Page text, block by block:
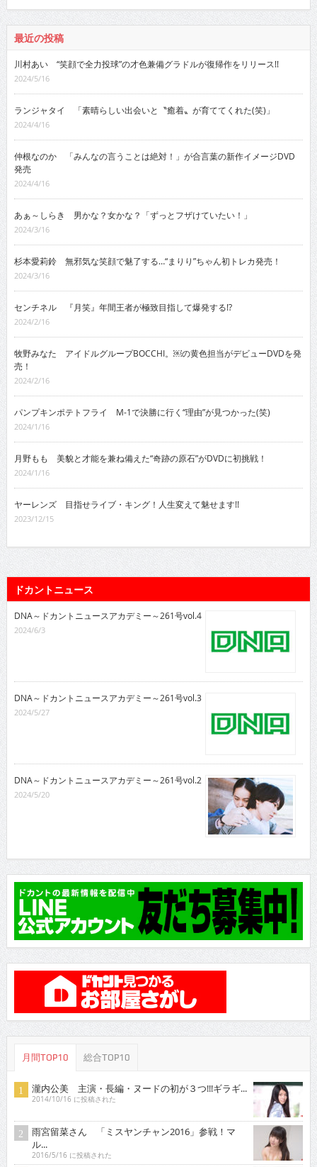
最近の投稿
川村あい “笑顔で全力投球”の才色兼備グラドルが復帰作をリリース!!
2024/5/16
ランジャタイ 「素晴らしい出会いと〝癒着〟が育ててくれた(笑)」
2024/4/16
仲根なのか 「みんなの言うことは絶対！」が合言葉の新作イメージDVD
発売
2024/4/16
あぁ～しらき 男かな？女かな？「ずっとフザけていたい！」
2024/3/16
杉本愛莉鈴 無邪気な笑顔で魅了する…“まりり”ちゃん初トレカ発売！
2024/3/16
センチネル 『月笑』年間王者が極致目指して爆発する!?
2024/2/16
牧野みなた アイドルグループBOCCHI。￼の黄色担当がデビューDVDを発
売！
2024/2/16
パンプキンポテトフライ M-1で決勝に行く“理由”が見つかった(笑)
2024/1/16
月野もも 美貌と才能を兼ね備えた“奇跡の原石”がDVDに初挑戦！
2024/1/16
ヤーレンズ 目指せライブ・キング！人生変えて魅せます!!
2023/12/15
ドカントニュース
DNA～ドカントニュースアカデミー～261号vol.4
2024/6/3
DNA～ドカントニュースアカデミー～261号vol.3
2024/5/27
DNA～ドカントニュースアカデミー～261号vol.2
2024/5/20
月間TOP10 総合TOP10
瀧内公美 主演・長編・ヌードの初が３つ!!!ギラギ...
2014/10/16 に投稿された
雨宮留菜さん 「ミスヤンチャン2016」参戦！マ
ル...
2016/5/16 に投稿された